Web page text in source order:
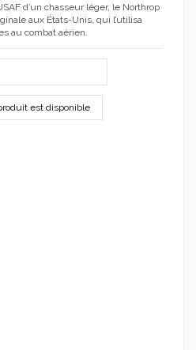
d’un chasseur léger, le Northrop
aux États-Unis, qui l’utilisa
au combat aérien.